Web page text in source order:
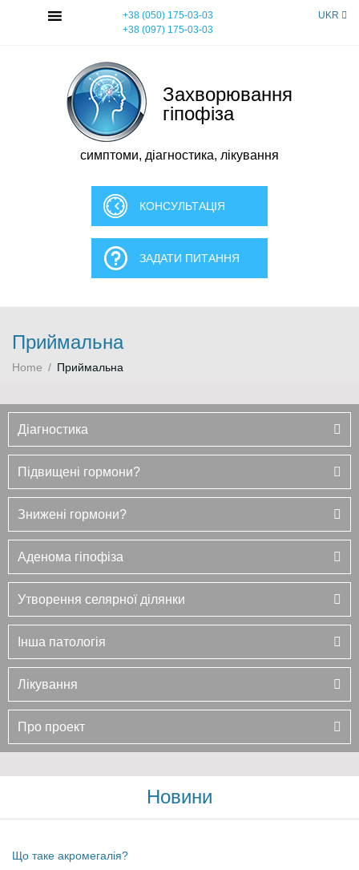
+38 (050) 175-03-03
+38 (097) 175-03-03
UKR
Захворювання
гіпофіза
симптоми, діагностика, лікування
КОНСУЛЬТАЦІЯ
ЗАДАТИ ПИТАННЯ
Приймальна
Home / Приймальна
Діагностика
Підвищені гормони?
Знижені гормони?
Аденома гіпофіза
Утворення селярної ділянки
Інша патологія
Лікування
Про проект
Новини
Що таке акромегалія?